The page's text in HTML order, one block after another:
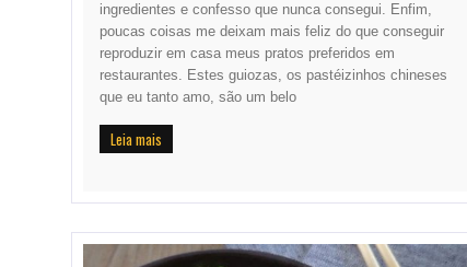
ingredientes e confesso que nunca consegui. Enfim,
poucas coisas me deixam mais feliz do que conseguir
reproduzir em casa meus pratos preferidos em
restaurantes. Estes guiozas, os pastéizinhos chineses
que eu tanto amo, são um belo
Leia mais